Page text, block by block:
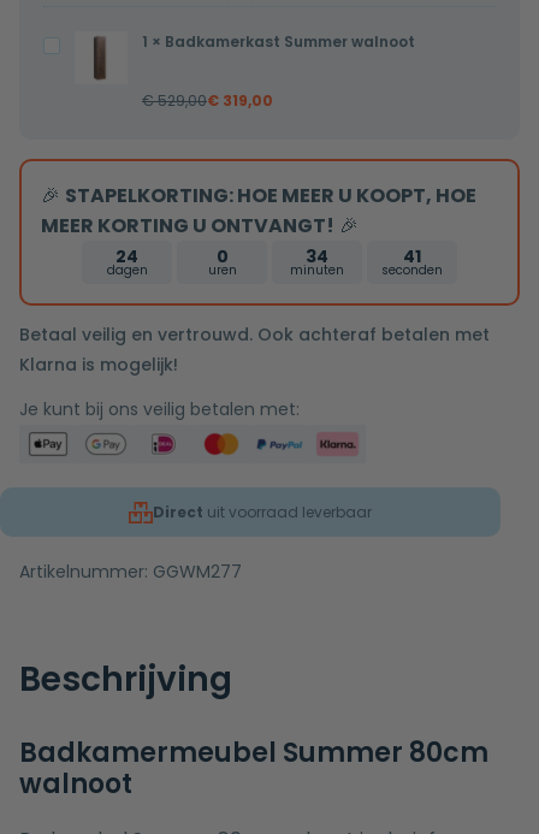
aansluitslangen
bediening
aansluitslangen
Badkamerkast
Summer
1 × Badkamerkast Summer walnoot
€529,00€ 319,00
🎉 STAPELKORTING: HOE MEER U KOOPT, HOE
MEER KORTING U ONTVANGT! 🎉
24
dagen
0
uren
34
minuten
40
seconden
Betaal veilig en vertrouwd. Ook achteraf betalen met
Klarna is mogelijk!
Je kunt bij ons veilig betalen met:
Direct uit voorraad leverbaar
Artikelnummer: GGWM277
Beschrijving
Badkamermeubel Summer 80cm
walnoot